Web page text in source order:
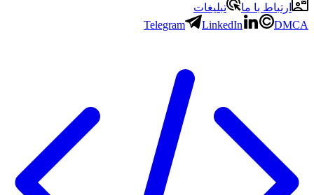
ارتباط با ما
تبلیغات
Telegram
LinkedIn DMCA